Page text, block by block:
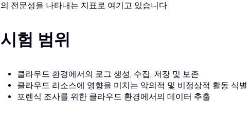
의 전문성을 나타내는 지표로 여기고 있습니다.
시험 범위
클라우드 환경에서의 로그 생성, 수집, 저장 및 보존
클라우드 리소스에 영향을 미치는 악의적 및 비정상적 활동 식별
포렌식 조사를 위한 클라우드 환경에서의 데이터 추출